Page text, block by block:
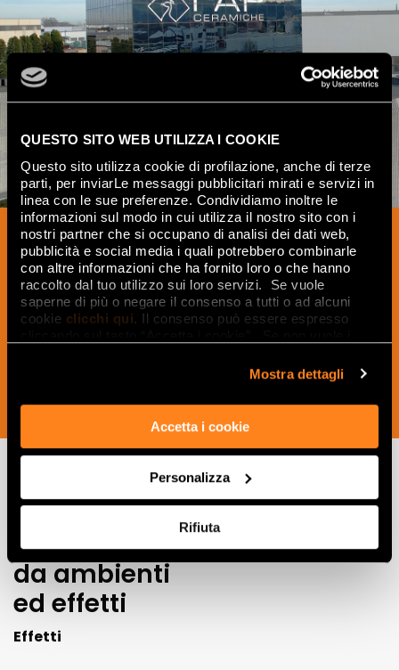
QUESTO SITO WEB UTILIZZA I COOKIE
Questo sito utilizza cookie di profilazione, anche di terze
parti, per inviarLe messaggi pubblicitari mirati e servizi in
linea con le sue preferenze. Condividiamo inoltre le
informazioni sul modo in cui utilizza il nostro sito con i
nostri partner che si occupano di analisi dei dati web,
pubblicità e social media i quali potrebbero combinarle
con altre informazioni che ha fornito loro o che hanno
raccolto dal tuo utilizzo sui loro servizi. Se vuole
saperne di più o negare il consenso a tutti o ad alcuni
cookie clicchi qui. Il consenso può essere espresso
Mostra dettagli
Accetta i cookie
Personalizza
Rifiuta
Iscriviti alla nostra newsletter per essere
sempre aggiornato sulle novità e
ricevere idee, consigli e suggerimenti
del mondo della ceramica e dell’interior
design.
ISCRIVITI ORA
Lasciati
ispirare
da ambienti
ed effetti
Effetti